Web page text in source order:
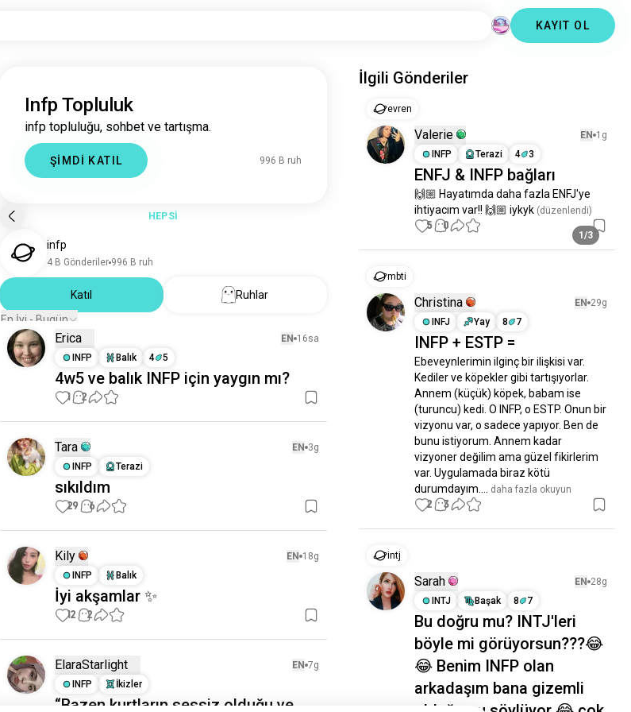
KAYIT OL
Infp Topluluk
infp topluluğu, sohbet ve tartışma.
ŞİMDİ KATIL 996 B ruh
HEPSİ
infp
4 B Gönderiler 996 B ruh
Katıl
Ruhlar
En İyi - Bugün
Erica EN 16sa
INFP
Balık 4 5
4w5 ve balık INFP için yaygın mı?
1 2
Tara EN 3g
INFP
Terazi
sıkıldım
29 6
Kily EN 18g
INFP
Balık
İyi akşamlar ✨
12 2
ElaraStarlight EN 7g
INFP
İkizler
“Bazen kurtların sessiz olduğu ve
İlgili Gönderiler
evren
Valerie EN 1g
INFP
Terazi 4 3
ENFJ & INFP bağları
🙌🏼 Hayatımda daha fazla ENFJ'ye
ihtiyacım var!! 🙌🏼 iykyk (düzenlendi)
1/3
5 0
mbti
Christina EN 29g
INFJ
Yay 8 7
INFP + ESTP =
Ebeveynlerimin ilginç bir ilişkisi var.
Kediler ve köpekler gibi tartışıyorlar.
Annem (küçük) köpek, babam ise
(turuncu) kedi. O INFP, o ESTP. Onun bir
vizyonu var, o sadece yapıyor. Ben de
bunu istiyorum. Annem kadar
vizyoner değilim ama güzel fikirlerim
var. Uygulamada biraz kötü
durumdayım....
daha fazla okuyun
2 3
intj
Sarah EN 28g
INTJ
Başak 8 7
Bu doğru mu? INTJ'leri
böyle mi görüyorsun???😂
😂 Benim INFP olan
arkadaşım bana gizemli